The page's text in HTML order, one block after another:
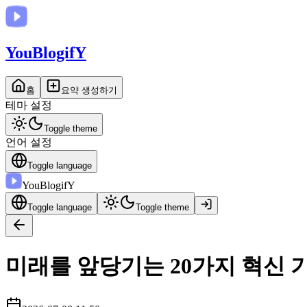
YouBlogifY
홈 요약 생성하기
테마 설정
Toggle theme
언어 설정
Toggle language
YouBlogifY
Toggle language Toggle theme
미래를 앞당기는 20가지 혁신